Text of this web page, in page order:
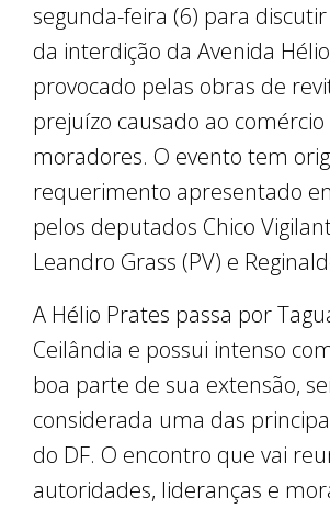
segunda-feira (6) para
da interdição da Avenida
provocado pelas obras de
prejuízo causado ao comércio
moradores. O evento tem
requerimento apresentado
pelos deputados Chico
Leandro Grass (PV) e
A Hélio Prates passa por
Ceilândia e possui intenso
boa parte de sua extensão,
considerada uma das
do DF. O encontro que vai
autoridades, lideranças e